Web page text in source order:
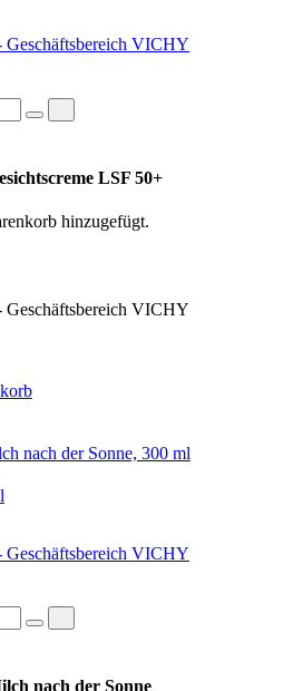
VICHY
LSF 50+
hinzugefügt.
VICHY
nach der Sonne, 300 ml
VICHY
nach der Sonne